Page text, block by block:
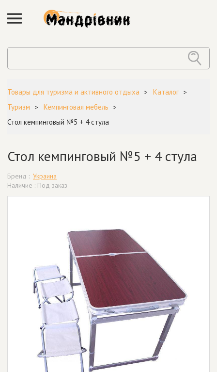
Товары для туризма и активного отдыха
Каталог
Туризм
Кемпинговая мебель
Стол кемпинговый №5 + 4 стула
Стол кемпинговый №5 + 4 стула
Бренд : Украина
Наличие : Под заказ